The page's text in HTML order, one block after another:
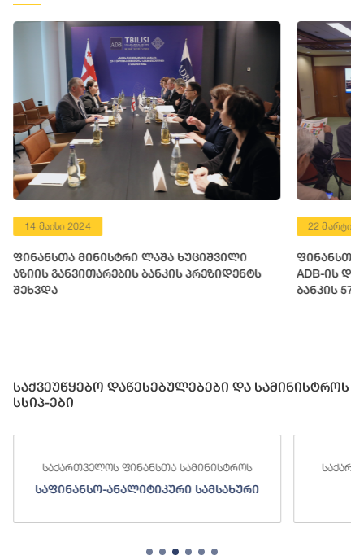
14 მაისი 2024
ფინანსთა მინისტრი ლაშა ხუციშვილი
აზიის განვითარების ბანკის პრეზიდენტს
შეხვდა
22 მარტი
ფინანსთა
ADB-ის
ბანკის
საქვეუწყებო დაწესებულებები და სამინისტროს
სსიპ-ები
საქართველოს ფინანსთა სამინისტროს
საფინანსო-ანალიტიკური სამსახური